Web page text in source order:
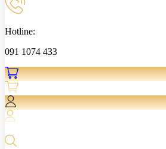
Hotline:
091 1074 433